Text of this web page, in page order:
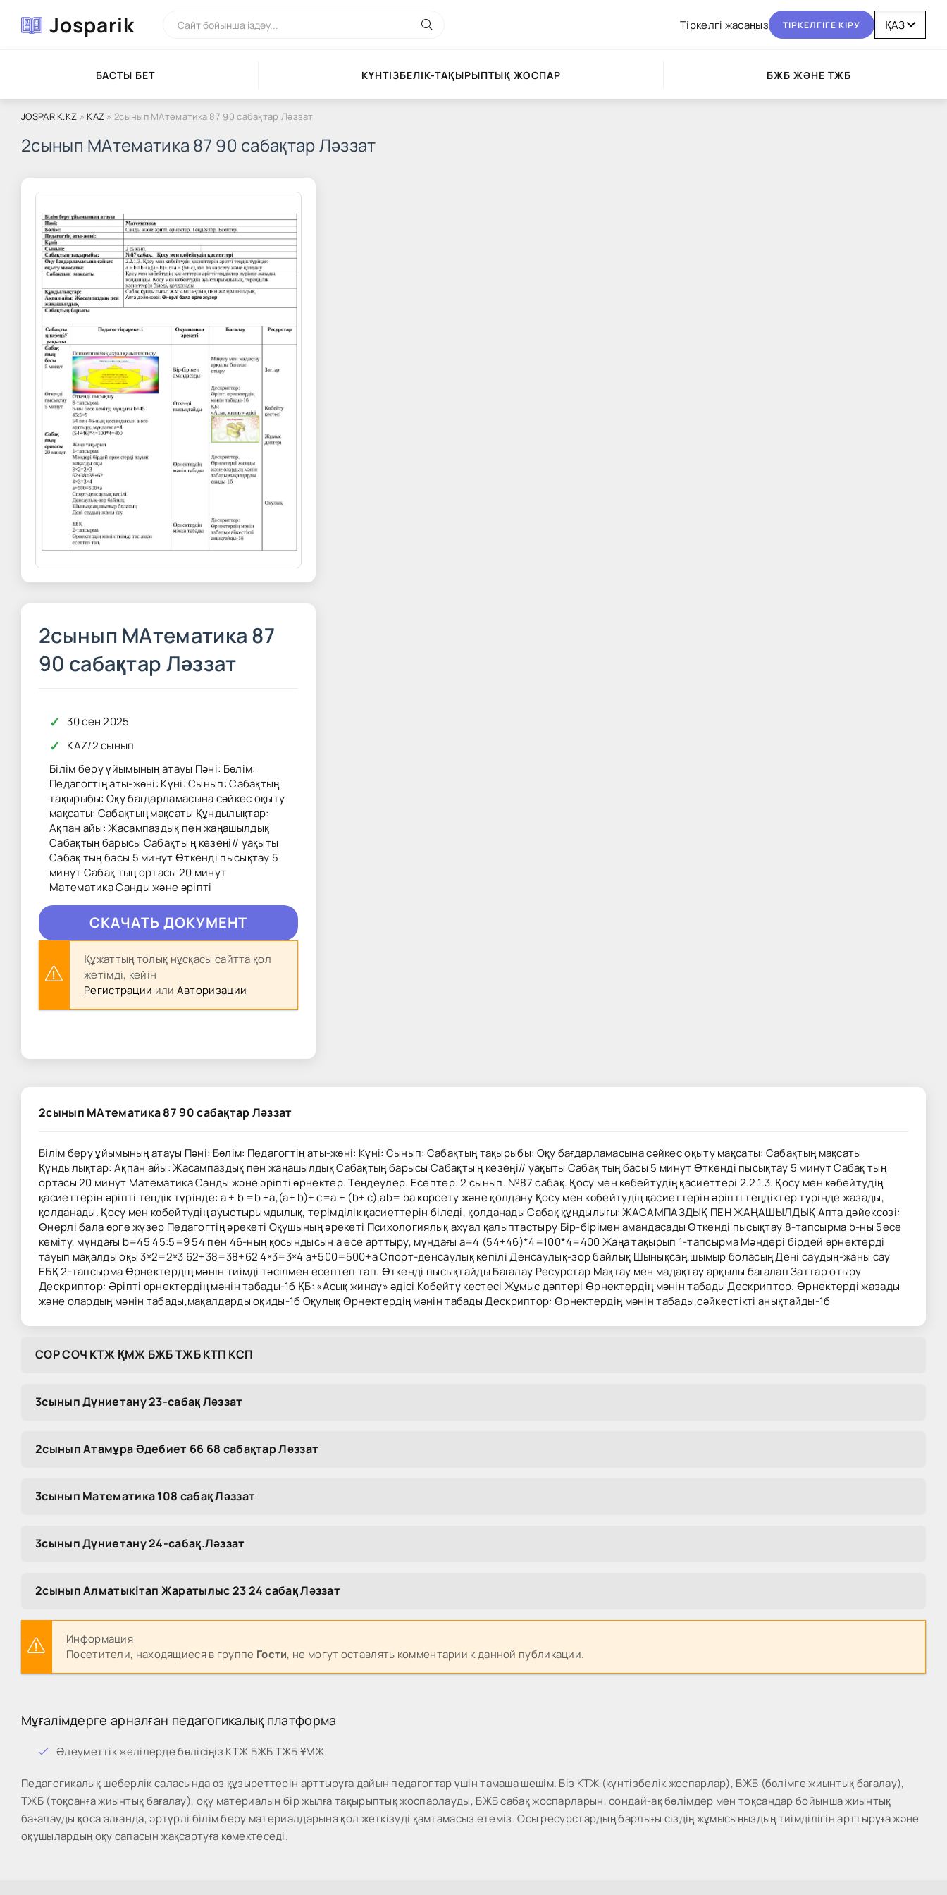
Josparik Тіркелгі жасаңыз ТІРКЕЛГІГЕ КІРУ
БАСТЫ БЕТ КҮНТІЗБЕЛІК-ТАҚЫРЫПТЫҚ ЖОСПАР БЖБ ЖӘНЕ ТЖБ
JOSPARIK.KZ » KAZ » 2сынып МАтематика 87 90 сабақтар Ләззат
2сынып МАтематика 87 90 сабақтар Ләззат
2сынып МАтематика 87
90 сабақтар Ләззат
✓ 30 сен 2025
✓ KAZ/2 сынып
Білім беру ұйымының атауы Пәні: Бөлім:
Педагогтің аты-жөні: Күні: Сынып: Сабақтың
тақырыбы: Оқу бағдарламасына сәйкес оқыту
мақсаты: Сабақтың мақсаты Құндылықтар:
Ақпан айы: Жасампаздық пен жаңашылдық
Сабақтың барысы Сабақты ң кезеңі// уақыты
Сабақ тың басы 5 минут Өткенді пысықтау 5
минут Сабақ тың ортасы 20 минут
Математика Санды және әріпті
CКAЧAТЬ ДОКУМЕНТ
Құжаттың толық нұсқасы сайтта қол
жетімді, кейін
Регистрации или Авторизации
2сынып МАтематика 87 90 сабақтар Ләззат
Білім беру ұйымының атауы Пәні: Бөлім: Педагогтің аты-жөні: Күні: Сынып: Сабақтың тақырыбы: Оқу бағдарламасына сәйкес оқыту мақсаты: Сабақтың мақсаты
Құндылықтар: Ақпан айы: Жасампаздық пен жаңашылдық Сабақтың барысы Сабақты ң кезеңі// уақыты Сабақ тың басы 5 минут Өткенді пысықтау 5 минут Сабақ тың
ортасы 20 минут Математика Санды және әріпті өрнектер. Теңдеулер. Есептер. 2 сынып. №87 сабақ. Қосу мен көбейтудің қасиеттері 2.2.1.3. Қосу мен көбейтудің
қасиеттерін әріпті теңдік түрінде: a + b =b +a,(a+ b)+ c=a + (b+ c),ab= ba көрсету және қолдану Қосу мен көбейтудің қасиеттерін әріпті теңдіктер түрінде жазады,
қолданады. Қосу мен көбейтудің ауыстырымдылық, терімділік қасиеттерін біледі, қолданады Сабақ құндылығы: ЖАСАМПАЗДЫҚ ПЕН ЖАҢАШЫЛДЫҚ Апта дәйексөзі:
Өнерлі бала өрге жүзер Педагогтің әрекеті Оқушының әрекеті Психологиялық ахуал қалыптастыру Бір-бірімен амандасады Өткенді пысықтау 8-тапсырма b-ны 5есе
кеміту, мұндағы b=45 45:5=9 54 пен 46-ның қосындысын а есе арттыру, мұндағы а=4 (54+46)*4=100*4=400 Жаңа тақырып 1-тапсырма Мәндері бірдей өрнектерді
тауып мақалды оқы 3×2=2×3 62+38=38+62 4×3=3×4 а+500=500+а Спорт-денсаулық кепілі Денсаулық-зор байлық Шынықсаң,шымыр боласың Дені саудың-жаны сау
ЕБҚ 2-тапсырма Өрнектердің мәнін тиімді тәсілмен есептеп тап. Өткенді пысықтайды Бағалау Ресурстар Мақтау мен мадақтау арқылы бағалап Заттар отыру
Дескриптор: Әріпті өрнектердің мәнін табады-1б ҚБ: «Асық жинау» әдісі Көбейту кестесі Жұмыс дәптері Өрнектердің мәнін табады Дескриптор. Өрнектерді жазады
және олардың мәнін табады,мақалдарды оқиды-1б Оқулық Өрнектердің мәнін табады Дескриптор: Өрнектердің мәнін табады,сәйкестікті анықтайды-1б
COP COЧ KTЖ ҚMЖ БЖБ TЖБ KTП KCП
3сынып Дүниетану 23-сабақ Ләззат
2сынып Атамұра Әдебиет 66 68 сабақтар Ләззат
3сынып Математика 108 сабақ Ләззат
3сынып Дүниетану 24-сабақ.Ләззат
2сынып Алматыкітап Жаратылыс 23 24 сабақ Ләззат
Информация
Посетители, находящиеся в группе Гости, не могут оставлять комментарии к данной публикации.
Мұғалімдерге арналған педагогикалық платформа
Әлеуметтік желілерде бөлісіңіз КТЖ БЖБ ТЖБ ҰМЖ
Педагогикалық шеберлік саласында өз құзыреттерін арттыруға дайын педагогтар үшін тамаша шешім. Біз КТЖ (күнтізбелік жоспарлар), БЖБ (бөлімге жиынтық бағалау),
ТЖБ (тоқсанға жиынтық бағалау), оқу материалын бір жылға тақырыптық жоспарлауды, БЖБ сабақ жоспарларын, сондай-ақ бөлімдер мен тоқсандар бойынша жиынтық
бағалауды қоса алғанда, әртүрлі білім беру материалдарына қол жеткізуді қамтамасыз етеміз. Осы ресурстардың барлығы сіздің жұмысыңыздың тиімділігін арттыруға және
оқушылардың оқу сапасын жақсартуға көмектеседі.